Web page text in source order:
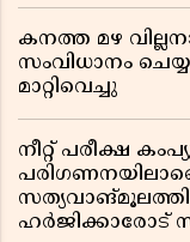
കനത്ത മഴ
സംവിധാനം
മാറ്റിവെച്ചു
നീറ്റ് പരീക്ഷ
ഹർജിക്കാരോട്